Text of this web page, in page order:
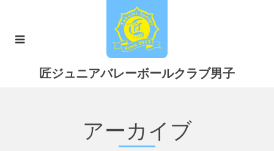
匠ジュニアバレーボールクラブ男子
アーカイブ